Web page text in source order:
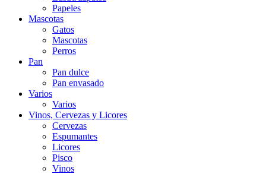
Papeles
Mascotas
Gatos
Mascotas
Perros
Pan
Pan dulce
Pan envasado
Varios
Varios
Vinos, Cervezas y Licores
Cervezas
Espumantes
Licores
Pisco
Vinos